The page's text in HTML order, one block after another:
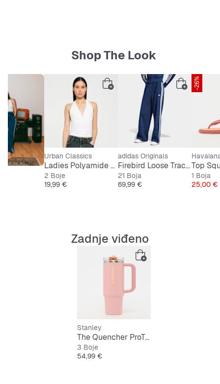
Volumen: 0,9 litara
Čvrsta i dugotrajna izrada
Praktični flip poklopac s ugrađenom slamkom
Ugodan držač za sigurno hvatanje
Stilski dizajn u ružičastoj boji
Shop The Look
Urban Classics
Ladies Polyamide Jersey Neckholder Top
2 Boje
Cijena
19,99 €
adidas Originals
Firebird Loose Track Pants
21 Boja
Cijena
69,99 €
-26%
Top
1 Boja
Cijena
25,00 €
Zadnje viđeno
Stanley
The Quencher ProTour Flip Straw Tumbler 0,9L
3 Boje
Cijena
54,99 €